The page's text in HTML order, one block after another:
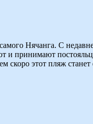
Нячанга. С
и принимают
скоро этот пляж